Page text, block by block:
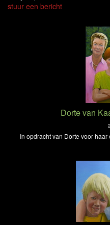
stuur een bericht
Dorte van
In opdracht van Dorte voor